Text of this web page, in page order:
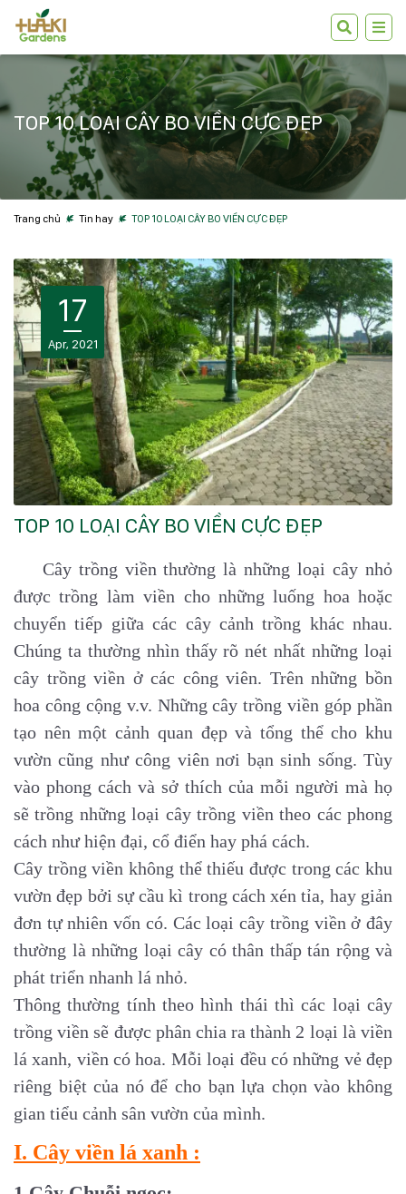
TOP 10 LOẠI CÂY BO VIỀN CỰC ĐẸP
Trang chủ Tin hay TOP 10 LOẠI CÂY BO VIỀN CỰC ĐẸP
17
Apr, 2021
TOP 10 LOẠI CÂY BO VIỀN CỰC ĐẸP
Cây trồng viền thường là những loại cây nhỏ
được trồng làm viền cho những luống hoa hoặc
chuyển tiếp giữa các cây cảnh trồng khác nhau.
Chúng ta thường nhìn thấy rõ nét nhất những loại
cây trồng viền ở các công viên. Trên những bồn
hoa công cộng v.v. Những cây trồng viền góp phần
tạo nên một cảnh quan đẹp và tổng thể cho khu
vườn cũng như công viên nơi bạn sinh sống. Tùy
vào phong cách và sở thích của mỗi người mà họ
sẽ trồng những loại cây trồng viền theo các phong
cách như hiện đại, cổ điển hay phá cách.
Cây trồng viền không thể thiếu được trong các khu
vườn đẹp bởi sự cầu kì trong cách xén tỉa, hay giản
đơn tự nhiên vốn có. Các loại cây trồng viền ở đây
thường là những loại cây có thân thấp tán rộng và
phát triển nhanh lá nhỏ.
Thông thường tính theo hình thái thì các loại cây
trồng viền sẽ được phân chia ra thành 2 loại là viền
lá xanh, viền có hoa. Mỗi loại đều có những vẻ đẹp
riêng biệt của nó để cho bạn lựa chọn vào không
gian tiểu cảnh sân vườn của mình.
I. Cây viền lá xanh :